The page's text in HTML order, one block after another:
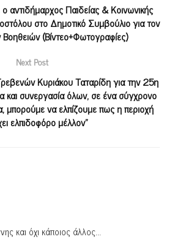
αντιδήμαρχος Παιδείας & Κοινωνικής
στο Δημοτικό Συμβούλιο για τον
(Βίντεο+Φωτογραφίες)
Next Post
Κυριάκου Ταταρίδη για την 25η
και συνεργασία όλων, σε ένα σύγχρονο
μπορούμε να ελπίζουμε πως η περιοχή
ελπιδοφόρο μέλλον”
και όχι κάποιος άλλος…